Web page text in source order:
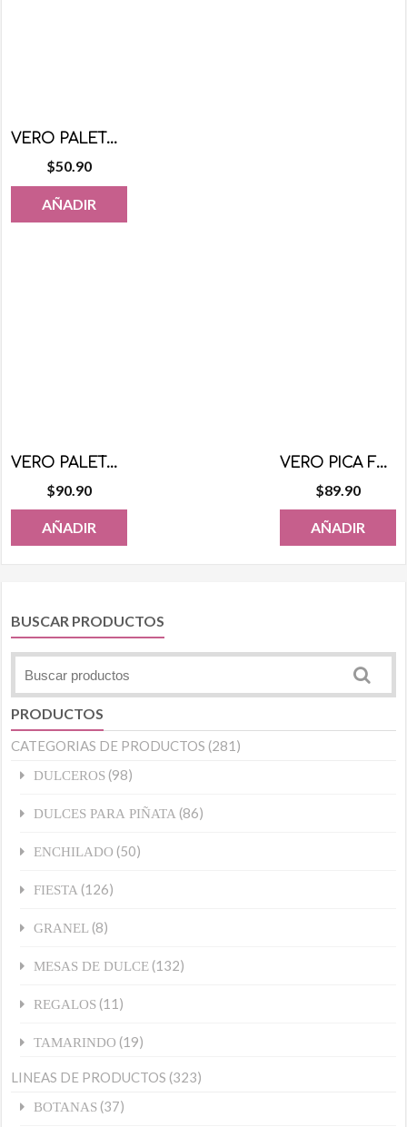
VERO PALETA MIX DULCE 20 PZS
$50.90
AÑADIR
VERO PICA FRESA 100 PZS
$89.90
AÑADIR
VERO PALETA TARRITO 40 PZS
$90.90
AÑADIR
BUSCAR PRODUCTOS
PRODUCTOS
CATEGORIAS DE PRODUCTOS (281)
DULCEROS (98)
DULCES PARA PIÑATA (86)
ENCHILADO (50)
FIESTA (126)
GRANEL (8)
MESAS DE DULCE (132)
REGALOS (11)
TAMARINDO (19)
LINEAS DE PRODUCTOS (323)
BOTANAS (37)